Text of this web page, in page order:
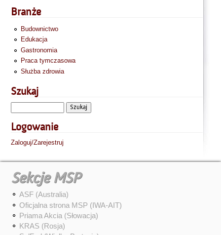
Branże
Budownictwo
Edukacja
Gastronomia
Praca tymczasowa
Służba zdrowia
Szukaj
Logowanie
Zaloguj/Zarejestruj
Sekcje MSP
ASF (Australia)
Oficjalna strona MSP (IWA-AIT)
Priama Akcia (Słowacja)
KRAS (Rosja)